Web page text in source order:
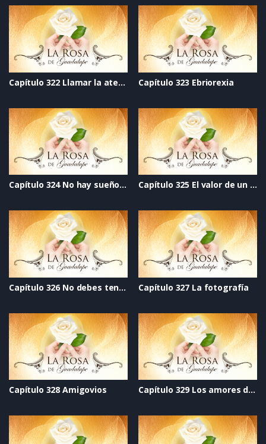
Capítulo 322 Llamar la atención Capítulo 323 Ebriorexia
Capítulo 324 No hay sueños rotos Capítulo 325 El valor de un ser humano
Capítulo 326 No debes tener miedo Capítulo 327 La fotografía
Capítulo 328 Amigovios Capítulo 329 Los amores de la vida